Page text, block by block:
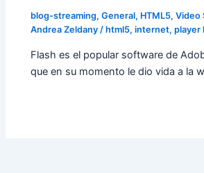
blog-streaming,General, HTML5,Video
Andrea Zeldany /html5,internet,player
Flash es el popular software de
que en su momento le dio vida a la